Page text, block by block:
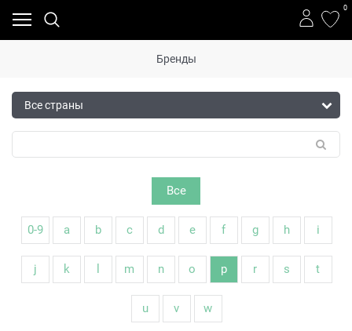
0
Бренды
Все
0-9 a b c d e f g h i
j k m n o p r s t
u v w